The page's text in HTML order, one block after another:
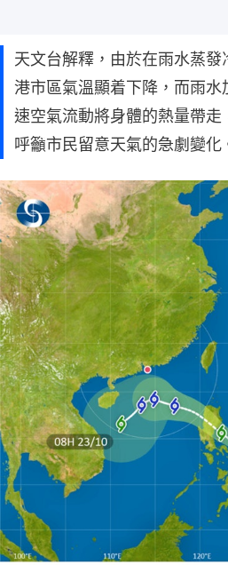
天文台解釋，由於在雨水蒸
港市區氣溫顯着下降，而雨
速空氣流動將身體的熱量帶走
呼籲市民留意天氣的急劇變化